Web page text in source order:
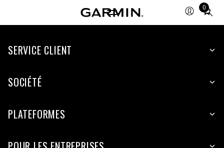
0
Total
items
cart:
SERVICE CLIENT
SOCIÉTÉ
PLATEFORMES